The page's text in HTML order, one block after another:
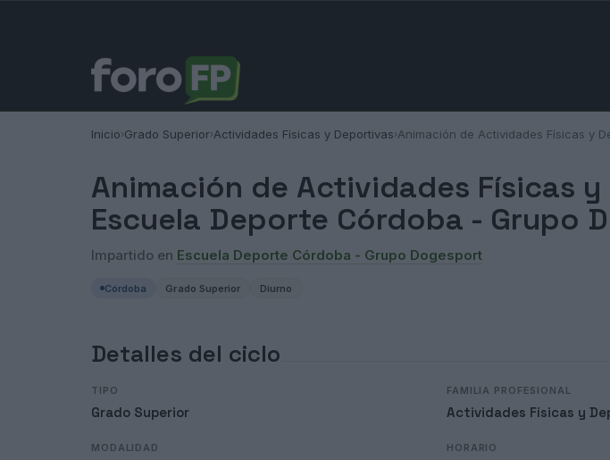
Inicio›Grado Superior›Actividades Físicas y Deportivas›Animación de Actividades Físicas y
Animación de Actividades Físicas
Escuela Deporte Córdoba - Grupo
Impartido en Escuela Deporte Córdoba - Grupo Dogesport
Córdoba Grado Superior Diurno
Detalles del ciclo
TIPO
Grado Superior
FAMILIA PROFESIONAL
Actividades Físicas y
MODALIDAD HORARIO